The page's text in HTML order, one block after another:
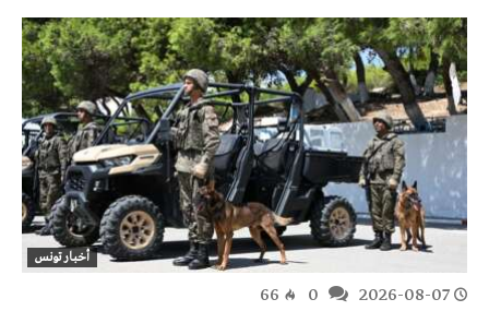
أخبار تونس
2026-08-07
66